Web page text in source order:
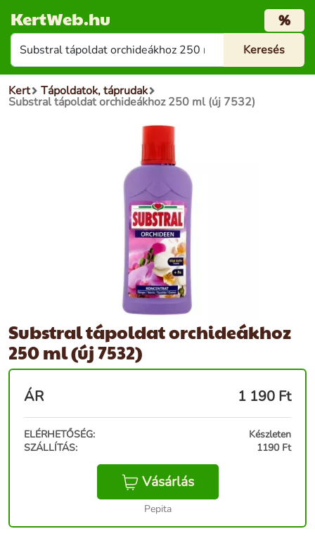
KertWeb.hu %
Kert Tápoldatok, táprudak
Substral tápoldat orchideákhoz 250 ml (új 7532)
Substral tápoldat orchideákhoz
250 ml (új 7532)
ÁR 1 190 Ft
ELÉRHETŐSÉG:
Készleten
SZÁLLÍTÁS:
1190 Ft
Vásárlás
Pepita